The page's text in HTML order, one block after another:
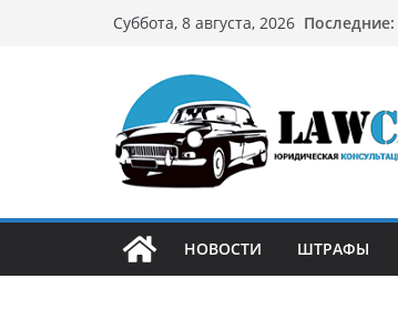
Суббота, 8 августа, 2026 Последние:
НОВОСТИ ШТРАФЫ